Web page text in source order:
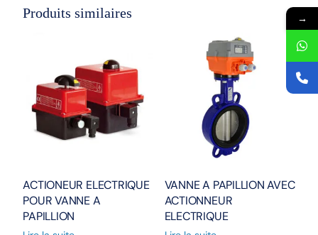
Produits similaires
ACTIONEUR ELECTRIQUE
POUR VANNE A
PAPILLION
VANNE A PAPILLION AVEC
ACTIONNEUR
ELECTRIQUE
→